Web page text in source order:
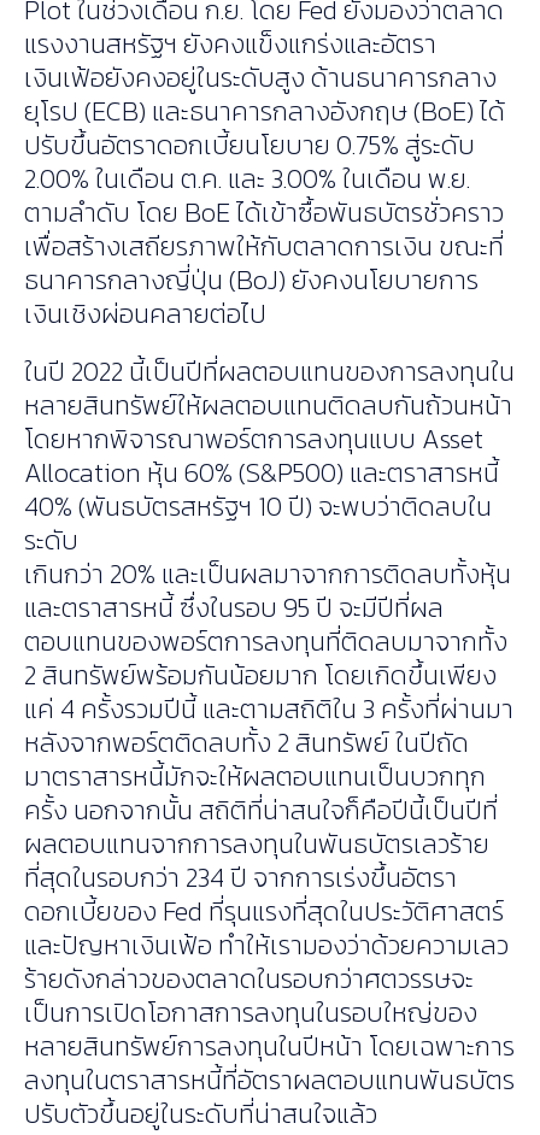
Plot ในช่วงเดือน ก.ย. โดย Fed ยังมองว่าตลาด
แรงงานสหรัฐฯ ยังคงแข็งแกร่งและอัตรา
เงินเฟ้อยังคงอยู่ในระดับสูง ด้านธนาคารกลาง
ยุโรป (ECB) และธนาคารกลางอังกฤษ (BoE) ได้
ปรับขึ้นอัตราดอกเบี้ยนโยบาย 0.75% สู่ระดับ
2.00% ในเดือน ต.ค. และ 3.00% ในเดือน พ.ย.
ตามลำดับ โดย BoE ได้เข้าซื้อพันธบัตรชั่วคราว
เพื่อสร้างเสถียรภาพให้กับตลาดการเงิน ขณะที่
ธนาคารกลางญี่ปุ่น (BoJ) ยังคงนโยบายการ
เงินเชิงผ่อนคลายต่อไป
ในปี 2022 นี้เป็นปีที่ผลตอบแทนของการลงทุนใน
หลายสินทรัพย์ให้ผลตอบแทนติดลบกันถ้วนหน้า
โดยหากพิจารณาพอร์ตการลงทุนแบบ Asset
Allocation หุ้น 60% (S&P500) และตราสารหนี้
40% (พันธบัตรสหรัฐฯ 10 ปี) จะพบว่าติดลบใน
ระดับ
เกินกว่า 20% และเป็นผลมาจากการติดลบทั้งหุ้น
และตราสารหนี้ ซึ่งในรอบ 95 ปี จะมีปีที่ผล
ตอบแทนของพอร์ตการลงทุนที่ติดลบมาจากทั้ง
2 สินทรัพย์พร้อมกันน้อยมาก โดยเกิดขึ้นเพียง
แค่ 4 ครั้งรวมปีนี้ และตามสถิติใน 3 ครั้งที่ผ่านมา
หลังจากพอร์ตติดลบทั้ง 2 สินทรัพย์ ในปีถัด
มาตราสารหนี้มักจะให้ผลตอบแทนเป็นบวกทุก
ครั้ง นอกจากนั้น สถิติที่น่าสนใจก็คือปีนี้เป็นปีที่
ผลตอบแทนจากการลงทุนในพันธบัตรเลวร้าย
ที่สุดในรอบกว่า 234 ปี จากการเร่งขึ้นอัตรา
ดอกเบี้ยของ Fed ที่รุนแรงที่สุดในประวัติศาสตร์
และปัญหาเงินเฟ้อ ทำให้เรามองว่าด้วยความเลว
ร้ายดังกล่าวของตลาดในรอบกว่าศตวรรษจะ
เป็นการเปิดโอกาสการลงทุนในรอบใหญ่ของ
หลายสินทรัพย์การลงทุนในปีหน้า โดยเฉพาะการ
ลงทุนในตราสารหนี้ที่อัตราผลตอบแทนพันธบัตร
ปรับตัวขึ้นอยู่ในระดับที่น่าสนใจแล้ว